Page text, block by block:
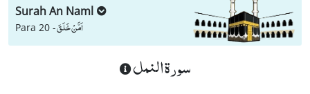
Surah An Naml
Para 20 -اَمَّنْ خَلَقَ
سورة النمل